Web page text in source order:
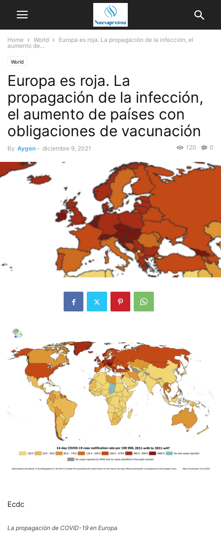
Home World
Europa es roja. La propagación de la infección, el
aumento de...
World
Europa es roja. La
propagación de la infección,
el aumento de países con
obligaciones de vacunación
By Aygen - diciembre 9, 2021 0
120
Ecdc
La propagación de COVID-19 en Europa